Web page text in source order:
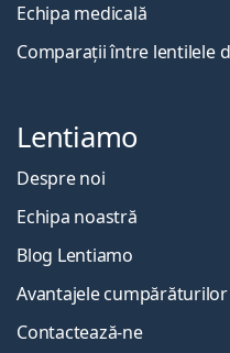
Echipa medicală
Comparații între lentilele
Lentiamo
Despre noi
Echipa noastră
Blog Lentiamo
Avantajele
Contactează-ne